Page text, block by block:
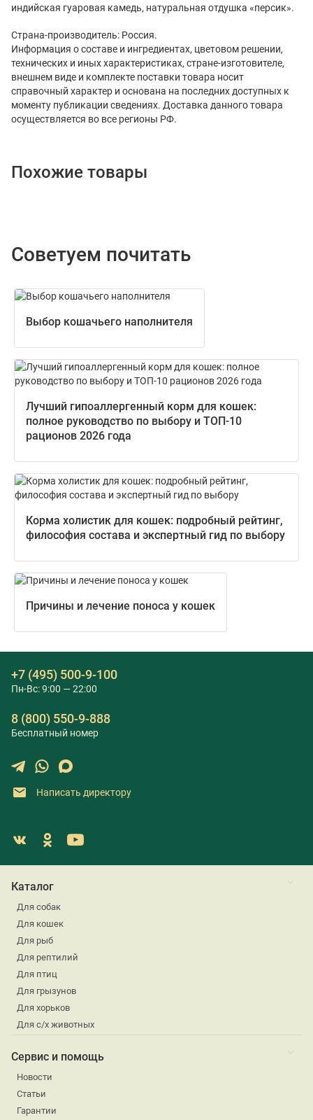
индийская гуаровая камедь, натуральная отдушка «персик».
Страна-производитель: Россия.
Информация о составе и ингредиентах, цветовом решении,
технических и иных характеристиках, стране-изготовителе,
внешнем виде и комплекте поставки товара носит
справочный характер и основана на последних доступных к
моменту публикации сведениях. Доставка данного товара
осуществляется во все регионы РФ.
Похожие товары
Советуем почитать
Выбор кошачьего наполнителя
Лучший гипоаллергенный корм для кошек:
полное руководство по выбору и ТОП-10
рационов 2026 года
Корма холистик для кошек: подробный рейтинг,
философия состава и экспертный гид по выбору
Причины и лечение поноса у кошек
+7 (495) 500-9-100
Пн-Вс: 9:00 — 22:00
8 (800) 550-9-888
Бесплатный номер
Написать директору
Каталог
Для собак
Для кошек
Для рыб
Для рептилий
Для птиц
Для грызунов
Для хорьков
Для с/х животных
Сервис и помощь
Новости
Статьи
Гарантии